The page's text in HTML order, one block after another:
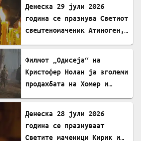
Денеска 29 јули 2026
година се празнува Светиот
свештеномаченик Атиноген,
Филмот „Одисеја“ на
Кристофер Нолан ја зголеми
продажбата на Хомер и
Денеска 28 јули 2026
година се празнуваат
Светите маченици Кирик и